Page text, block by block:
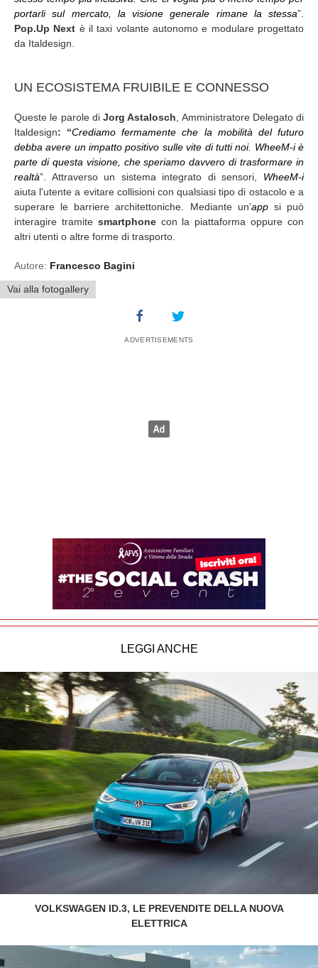
portarli sul mercato, la visione generale rimane la stessa”.
Pop.Up Next è il taxi volante autonomo e modulare progettato
da Italdesign.
UN ECOSISTEMA FRUIBILE E CONNESSO
Queste le parole di Jorg Astalosch , Amministratore Delegato di
Italdesign: “Crediamo fermamente che la mobilità del futuro
debba avere un impatto positivo sulle vite di tutti noi. WheeM-i è
parte di questa visione, che speriamo davvero di trasformare in
realtà”. Attraverso un sistema integrato di sensori, WheeM-i
aiuta l'utente a evitare collisioni con qualsiasi tipo di ostacolo e a
superare le barriere architettoniche. Mediante un’app si può
interagire tramite smartphonecon la piattaforma oppure con
altri utenti o altre forme di trasporto.
Autore: Francesco Bagini
Vai alla fotogallery
LEGGI ANCHE
VOLKSWAGEN ID.3, LE PREVENDITE DELLA NUOVA
ELETTRICA